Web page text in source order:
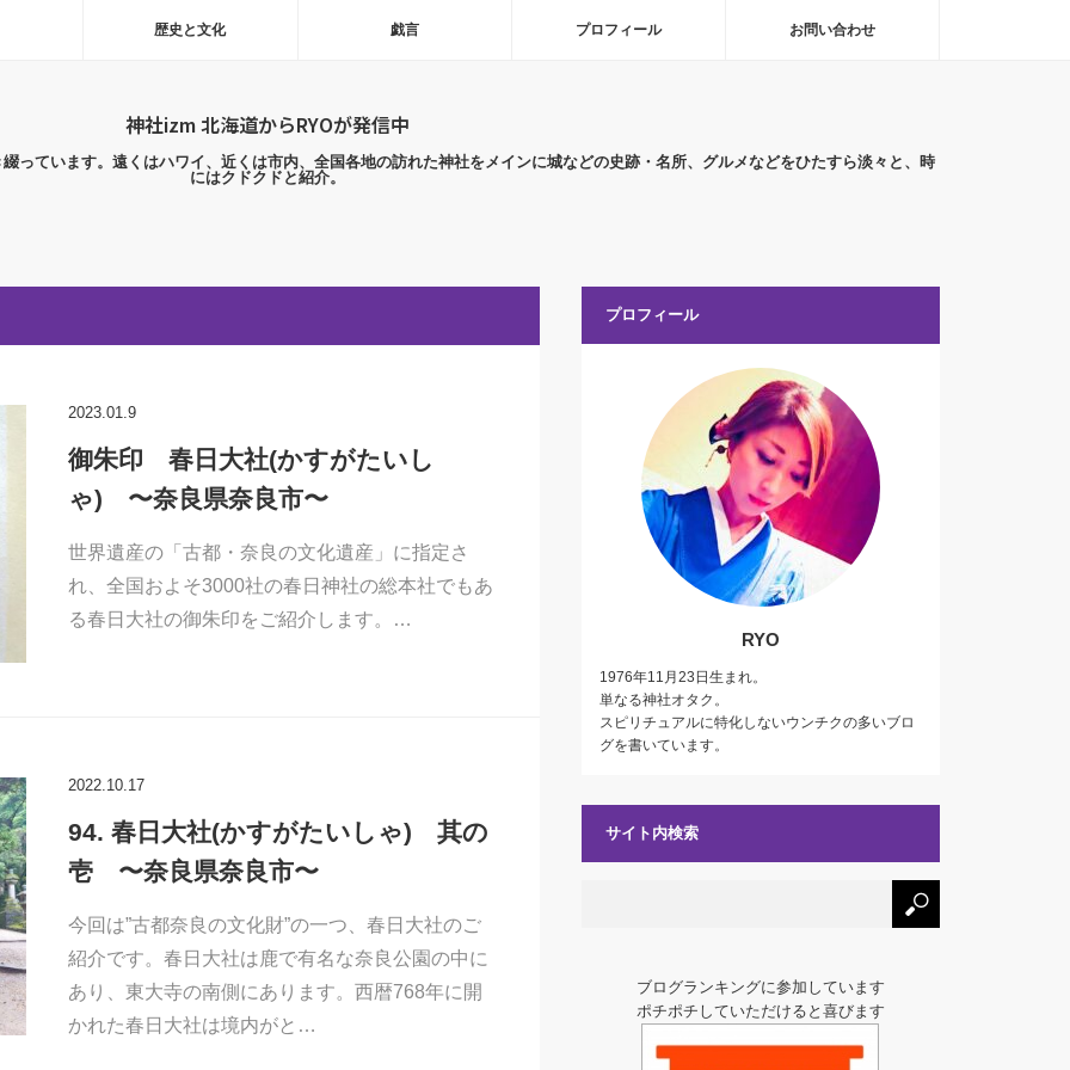
歴史と文化 戯言 プロフィール お問い合わせ
神社izm 北海道からRYOが発信中
っています。遠くはハワイ、近くは市内、全国各地の訪れた神社をメインに城などの史跡・名所、グルメなどをひたすら淡々と、時
にはクドクドと紹介。
2023.01.9
御朱印 春日大社(かすがたいし
ゃ) 〜奈良県奈良市〜
世界遺産の「古都・奈良の文化遺産」に指定さ
れ、全国およそ3000社の春日神社の総本社でもあ
る春日大社の御朱印をご紹介します。…
2022.10.17
94. 春日大社(かすがたいしゃ) 其の
壱 〜奈良県奈良市〜
今回は”古都奈良の文化財”の一つ、春日大社のご
紹介です。春日大社は鹿で有名な奈良公園の中に
あり、東大寺の南側にあります。西暦768年に開
かれた春日大社は境内がと…
プロフィール
RYO
1976年11月23日生まれ。
単なる神社オタク。
スピリチュアルに特化しないウンチクの多いブロ
グを書いています。
サイト内検索
ブログランキングに参加しています
ポチポチしていただけると喜びます